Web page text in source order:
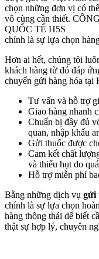
chọn những đơn vị có
vô cùng cần thiết.
QUỐC TẾ H5S
chính là sự lựa chọn
Hơn ai hết, chúng tôi
khách hàng từ đó đáp
chuyển gửi hàng hóa tại
Tư vấn và hỗ trợ
Giao hàng nhanh
Chuẩn bị đầy đủ
quan, nhập khẩu
Gửi thuốc được
Cam kết chất
và thiếu hụt do
Hỗ trợ miễn phí
Bằng những dịch vụ gửi
chính là sự lựa chọn
hàng thông thái dể biết
thật sự hợp lý, chuyên